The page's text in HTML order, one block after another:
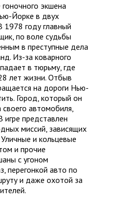
экшена
Йорке в двух
1978 году главный
по воле судьбы
в преступные дела
Из-за коварного
в тюрьму, где
лет жизни. Отбыв
на дороги Нью-
Город, который он
своего автомобиля,
игре представлен
миссий, зависящих
и кольцевые
и прочие
с угоном
перегонкой авто по
и даже охотой за